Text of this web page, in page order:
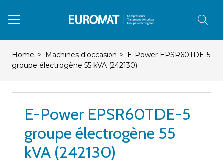
Home > Machines d'occasion > E-Power EPSR60TDE-5
groupe électrogène 55 kVA (242130)
E-Power EPSR60TDE-5
groupe électrogène 55
kVA (242130)